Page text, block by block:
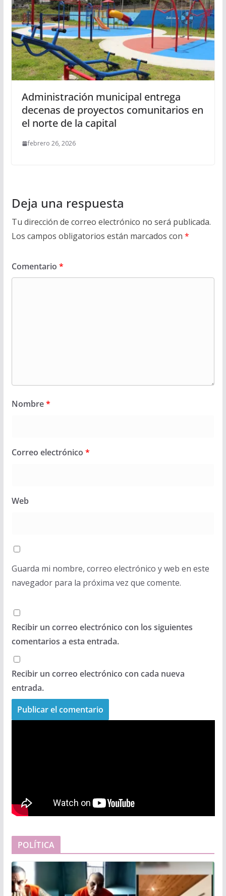
Administración municipal entrega
decenas de proyectos comunitarios en
el norte de la capital
febrero 26, 2026
Deja una respuesta
Tu dirección de correo electrónico no será publicada.
Los campos obligatorios están marcados con *
Comentario *
Nombre*
Correo electrónico *
Web
Guarda mi nombre, correo electrónico y web en este
navegador para la próxima vez que comente.
Recibir un correo electrónico con los siguientes
comentarios a esta entrada.
Recibir un correo electrónico con cada nueva
entrada.
POLÍTICA